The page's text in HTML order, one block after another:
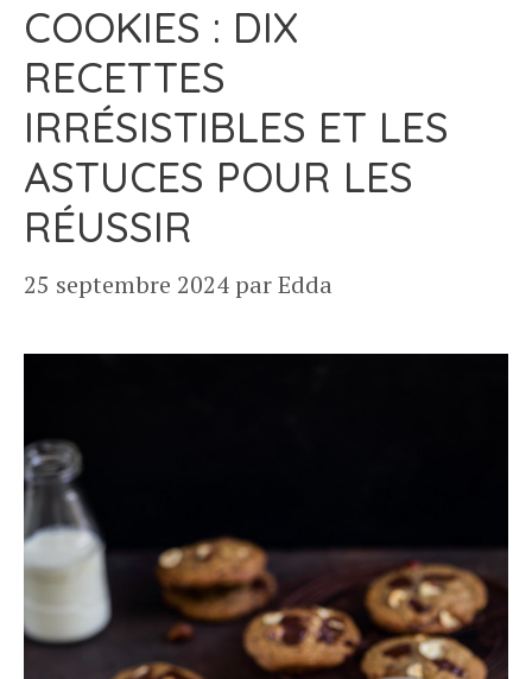
COOKIES : DIX
RECETTES
IRRÉSISTIBLES ET LES
ASTUCES POUR LES
RÉUSSIR
25 septembre 2024 parEdda